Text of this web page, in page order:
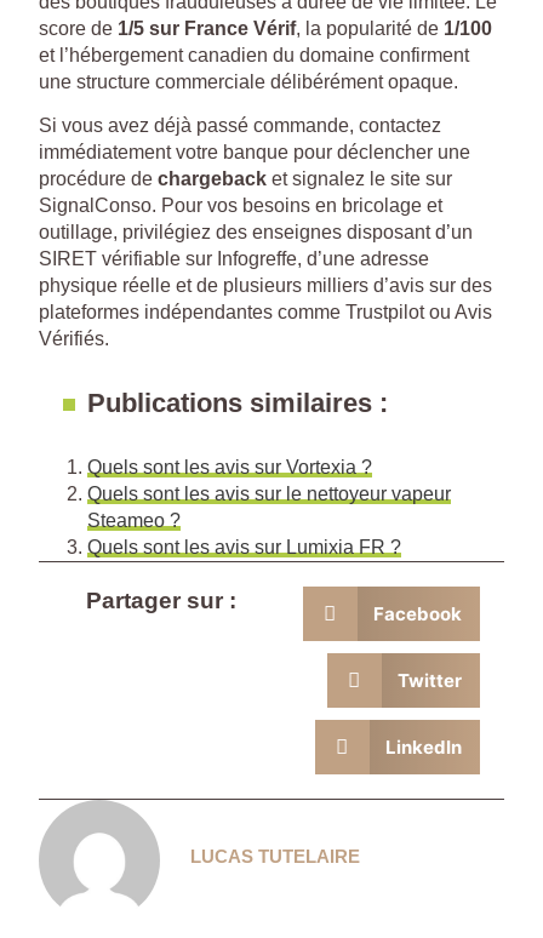
score de 1/5 sur France Vérif, la popularité de 1/100
et l’hébergement canadien du domaine confirment
une structure commerciale délibérément opaque.
Si vous avez déjà passé commande, contactez
immédiatement votre banque pour déclencher une
procédure de chargeback et signalez le site sur
SignalConso. Pour vos besoins en bricolage et
outillage, privilégiez des enseignes disposant d’un
SIRET vérifiable sur Infogreffe, d’une adresse
physique réelle et de plusieurs milliers d’avis sur des
plateformes indépendantes comme Trustpilot ou Avis
Vérifiés.
Publications similaires :
Quels sont les avis sur Vortexia ?
Quels sont les avis sur le nettoyeur vapeur
Steameo ?
Quels sont les avis sur Lumixia FR ?
Partager sur : Facebook
Twitter
LinkedIn
LUCAS TUTELAIRE